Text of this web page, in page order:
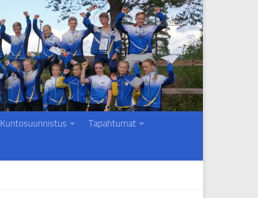
Liity jäseneksi
Kuntosuunnistus Tapahtumat